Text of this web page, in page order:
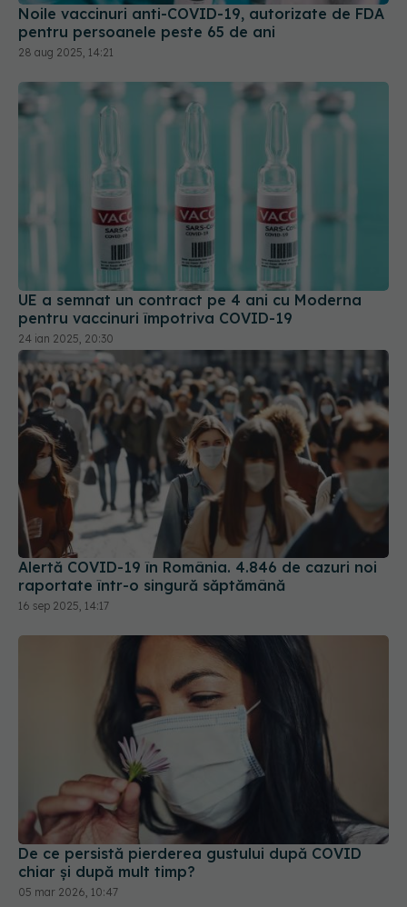
Noile vaccinuri anti-COVID-19, autorizate de FDA
pentru persoanele peste 65 de ani
28 aug 2025, 14:21
UE a semnat un contract pe 4 ani cu Moderna
pentru vaccinuri împotriva COVID-19
24 ian 2025, 20:30
Alertă COVID-19 în România. 4.846 de cazuri noi
raportate într-o singură săptămână
16 sep 2025, 14:17
De ce persistă pierderea gustului după COVID
chiar și după mult timp?
05 mar 2026, 10:47